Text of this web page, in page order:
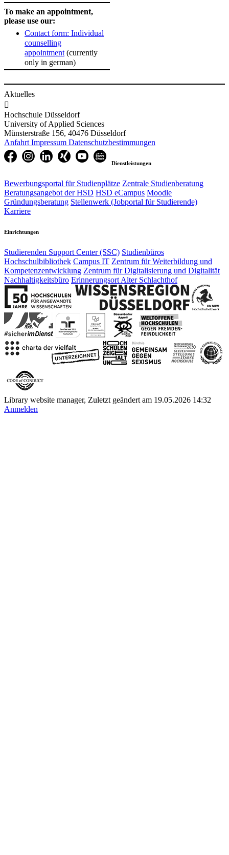
To make an appointment,
please use our:
Contact form: Individual
counselling
appointment (currently
only in german)
Aktuelles

Hochschule Düsseldorf
University of Applied Sciences
Münsterstraße 156, 40476 Düsseldorf
Anfahrt Impressum Datenschutzbestimmungen
Dienstleistungen
Bewerbungsportal für Studienplätze Zentrale Studienberatung
Beratungsangebot der HSD HSD eCampus Moodle
Gründungsberatung Stellenwerk (Jobportal für Studierende)
Karriere
Einrichtungen
Studierenden Support Center (SSC) Studienbüros
Hochschulbibliothek Campus IT Zentrum für Weiterbildung und
Kompetenzentwicklung Zentrum für Digitalisierung und Digitalität
Nachhaltigkeitsbüro Erinnerungsort Alter Schlachthof
Library website manager, Zuletzt geändert am 19.05.2026 14:32
Anmelden